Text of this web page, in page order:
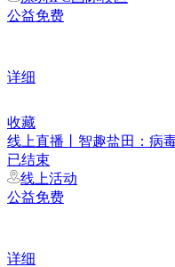
公益免费
详细
收藏
线上直播丨智趣盐田：病
已结束
线上活动
公益免费
详细